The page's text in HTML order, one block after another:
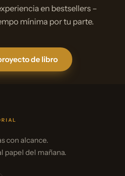
en bestsellers –
mínima por tu parte.
de libro
con alcance.
papel del mañana.